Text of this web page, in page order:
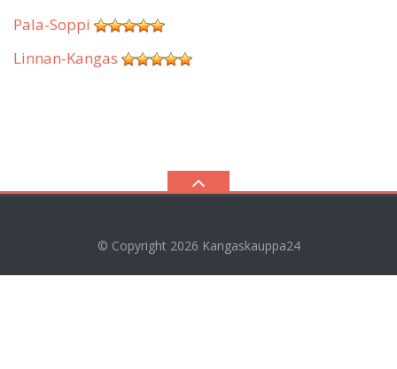
Pala-Soppi
Linnan-Kangas
© Copyright 2026 Kangaskauppa24